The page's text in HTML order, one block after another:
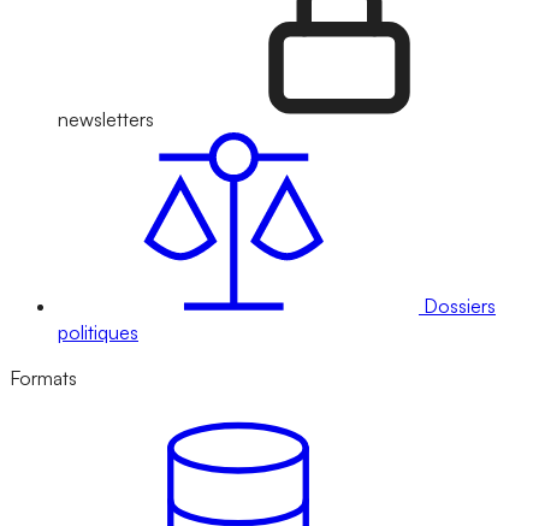
newsletters
Dossiers
politiques
Formats